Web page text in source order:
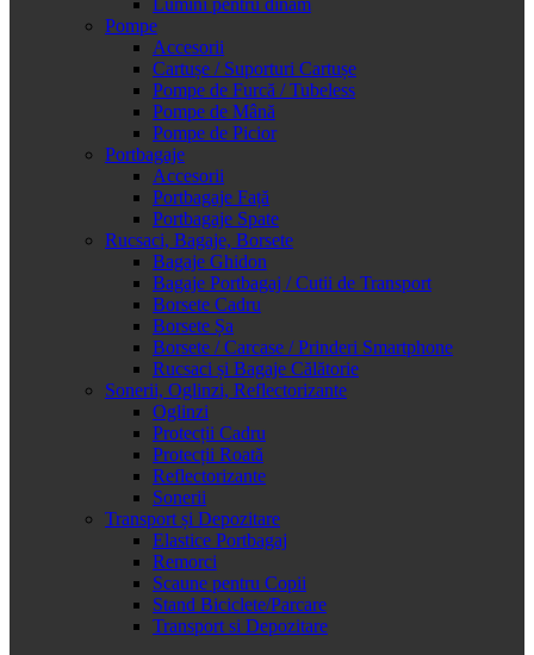
Pompe
Accesorii
Cartușe / Suporturi Cartușe
Pompe de Furcă / Tubeless
Pompe de Mână
Pompe de Picior
Portbagaje
Accesorii
Portbagaje Față
Portbagaje Spate
Rucsaci, Bagaje, Borsete
Bagaje Ghidon
Bagaje Portbagaj / Cutii de Transport
Borsete Cadru
Borsete Șa
Borsete / Carcase / Prinderi Smartphone
Rucsaci și Bagaje Călătorie
Sonerii, Oglinzi, Reflectorizante
Oglinzi
Protecții Cadru
Protecții Roată
Reflectorizante
Sonerii
Transport și Depozitare
Elastice Portbagaj
Remorci
Scaune pentru Copii
Stand Biciclete/Parcare
Transport si Depozitare